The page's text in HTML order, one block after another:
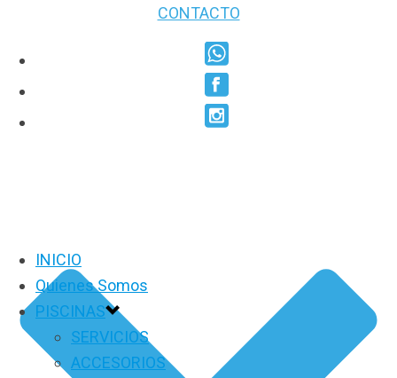
CONTACTO
INICIO
Quienes Somos
PISCINAS
SERVICIOS
ACCESORIOS